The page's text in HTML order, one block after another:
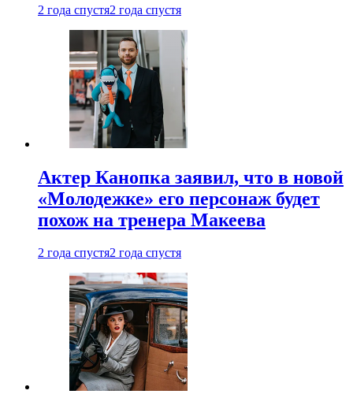
2 года спустя2 года спустя
Актер Канопка заявил, что в новой
«Молодежке» его персонаж будет
похож на тренера Макеева
2 года спустя2 года спустя